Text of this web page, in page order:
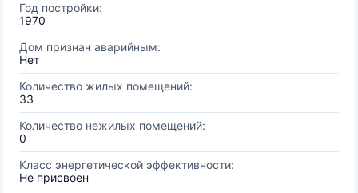
Год постройки:
1970
Дом признан аварийным:
Нет
Количество жилых помещений:
33
Количество нежилых помещений:
0
Класс энергетической эффективности:
Не присвоен